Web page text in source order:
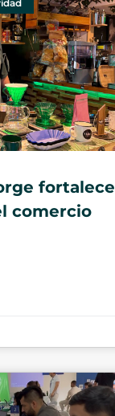
fortalece
comercio